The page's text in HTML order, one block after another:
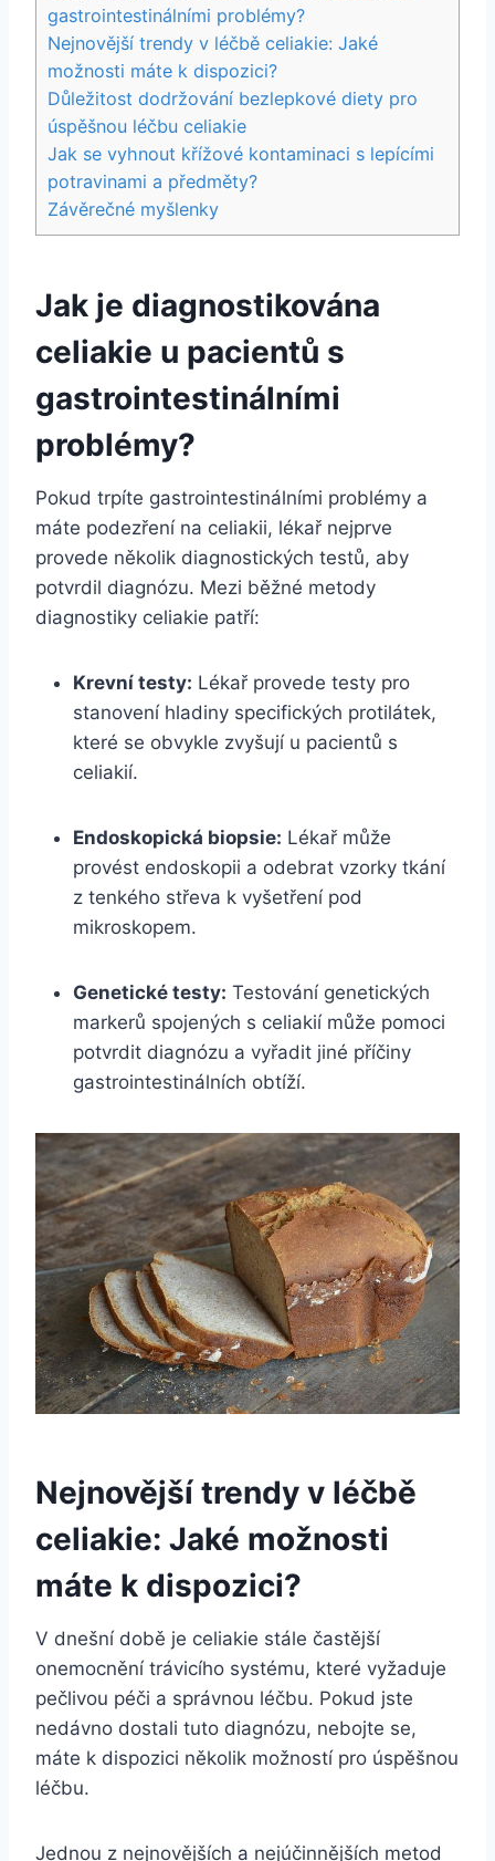
gastrointestinálními problémy?
Nejnovější trendy v léčbě celiakie: Jaké
možnosti máte k dispozici?
Důležitost dodržování bezlepkové diety pro
úspěšnou léčbu celiakie
Jak se vyhnout křížové kontaminaci s lepícími
potravinami a předměty?
Závěrečné myšlenky
Jak je diagnostikována
celiakie u pacientů s
gastrointestinálními
problémy?
Pokud trpíte gastrointestinálními problémy a
máte podezření na celiakii, lékař nejprve
provede několik diagnostických testů, aby
potvrdil diagnózu. Mezi běžné metody
diagnostiky celiakie patří:
Krevní testy: Lékař provede testy pro
stanovení hladiny specifických protilátek,
které se obvykle zvyšují u pacientů s
celiakií.
Endoskopická biopsie: Lékař může
provést endoskopii a odebrat vzorky tkání
z tenkého střeva k vyšetření pod
mikroskopem.
Genetické testy: Testování genetických
markerů spojených s celiakií může pomoci
potvrdit diagnózu a vyřadit jiné příčiny
gastrointestinálních obtíží.
Nejnovější trendy v léčbě
celiakie: Jaké možnosti
máte k dispozici?
V dnešní době je celiakie stále častější
onemocnění trávicího systému, které vyžaduje
pečlivou péči a správnou léčbu. Pokud jste
nedávno dostali tuto diagnózu, nebojte se,
máte k dispozici několik možností pro úspěšnou
léčbu.
Jednou z nejnovějších a nejúčinnějších metod